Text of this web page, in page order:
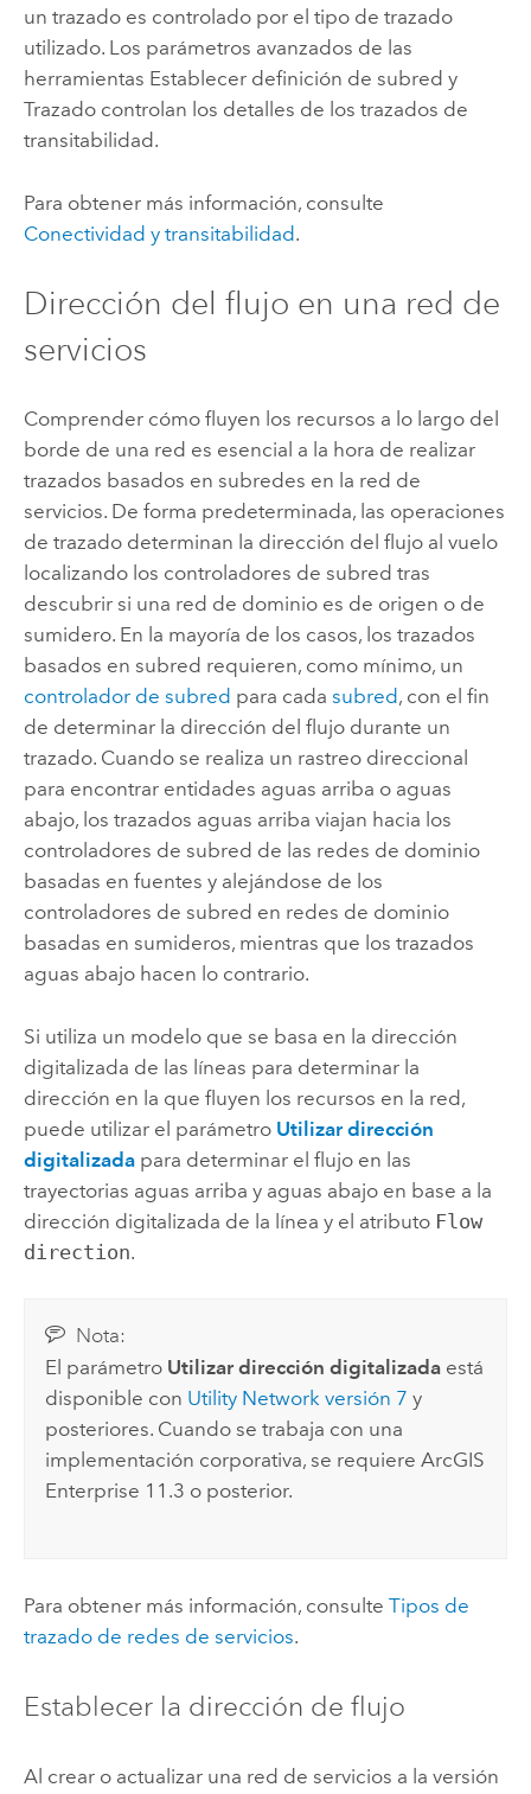
un trazado es controlado por el tipo de trazado
utilizado. Los parámetros avanzados de las
herramientas Establecer definición de subred y
Trazadocontrolan los detalles de los trazados de
transitabilidad.
Para obtener más información, consulte
Conectividad y transitabilidad.
Dirección del flujo en una red de
servicios
Comprender cómo fluyen los recursos a lo largo del
borde de una red es esencial a la hora de realizar
trazados basados en subredes en la red de
servicios. De forma predeterminada, las operaciones
de trazado determinan la dirección del flujo al vuelo
localizando los controladores de subred tras
descubrir si una red de dominio es de origen o de
sumidero. En la mayoría de los casos, los trazados
basados en subred requieren, como mínimo, un
controlador de subred para cada subred, con el fin
de determinar la dirección del flujo durante un
trazado. Cuando se realiza un rastreo direccional
para encontrar entidades aguas arriba o aguas
abajo, los trazados aguas arriba viajan hacia los
controladores de subred de las redes de dominio
basadas en fuentes y alejándose de los
controladores de subred en redes de dominio
basadas en sumideros, mientras que los trazados
aguas abajo hacen lo contrario.
Si utiliza un modelo que se basa en la dirección
digitalizada de las líneas para determinar la
dirección en la que fluyen los recursos en la red,
puede utilizar el parámetro Utilizar dirección
digitalizadapara determinar el flujo en las
trayectorias aguas arriba y aguas abajo en base a la
dirección digitalizada de la línea y el atributo Flow
direction.
Nota:
El parámetro Utilizar dirección digitalizada está
disponible con Utility Network versión 7 y
posteriores. Cuando se trabaja con una
implementación corporativa, se requiereArcGIS
Enterprise 11.3 o posterior.
Para obtener más información, consulte Tipos de
trazado de redes de servicios.
Establecer la dirección de flujo
Al crear o actualizar una red de servicios a la versión